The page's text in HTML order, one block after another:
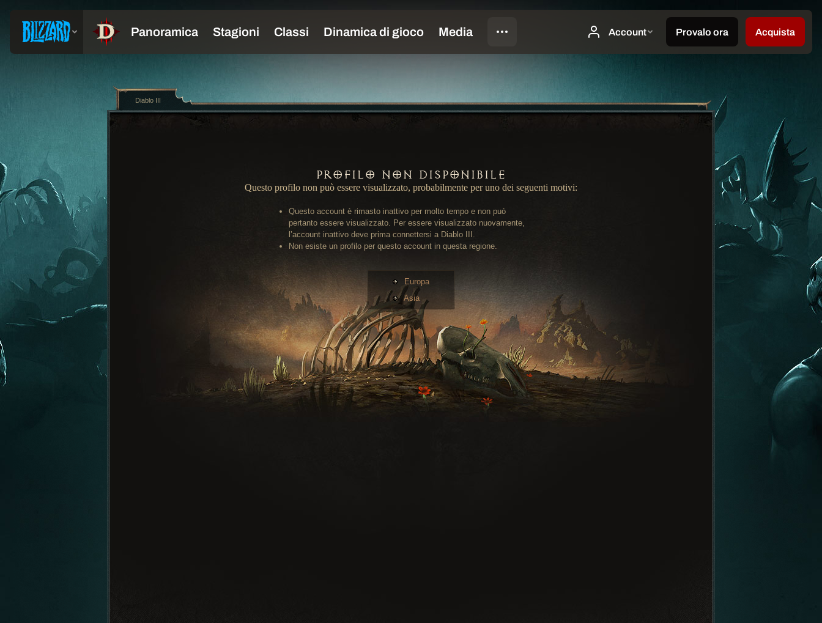
Profilo non disponibile
Questo profilo non può essere visualizzato, probabilmente per uno dei seguenti motivi:
Questo account è rimasto inattivo per molto tempo e non può
pertanto essere visualizzato. Per essere visualizzato nuovamente,
l’account inattivo deve prima connettersi a Diablo III.
Non esiste un profilo per questo account in questa regione.
Europa
Asia
Diablo III